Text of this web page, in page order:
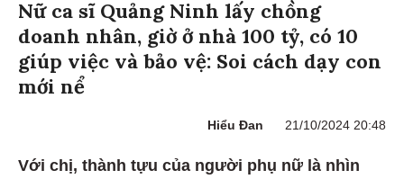
Nữ ca sĩ Quảng Ninh lấy chồng
doanh nhân, giờ ở nhà 100 tỷ, có 10
giúp việc và bảo vệ: Soi cách dạy con
mới nể
Hiểu Đan 21/10/2024 20:48
Với chị, thành tựu của người phụ nữ là nhìn